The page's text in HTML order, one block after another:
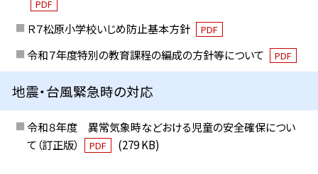
PDF
Ｒ７松原小学校いじめ防止基本方針 PDF
令和７年度特別の教育課程の編成の方針等について PDF
地震・台風緊急時の対応
令和８年度 異常気象時などおける児童の安全確保につい
て（訂正版）
PDF (279 KB)